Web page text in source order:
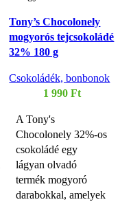
Tony’s Chocolonely
mogyorós tejcsokoládé
32% 180 g
Csokoládék, bonbonok
1 990 Ft
A Tony's
Chocolonely 32%-os
csokoládé egy
lágyan olvadó
termék mogyoró
darabokkal, amelyek